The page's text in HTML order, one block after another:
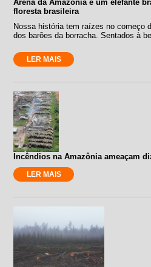
Arena da Amazônia é um elefante
floresta brasileira
Nossa história tem raízes no começo
dos barões da borracha. Sentados à
LER MAIS
Incêndios na Amazônia ameaçam
LER MAIS